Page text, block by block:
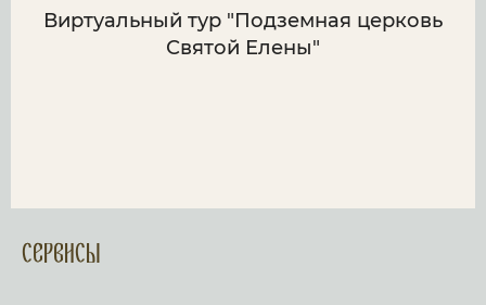
Виртуальный тур "Подземная церковь
Святой Елены"
Сервисы